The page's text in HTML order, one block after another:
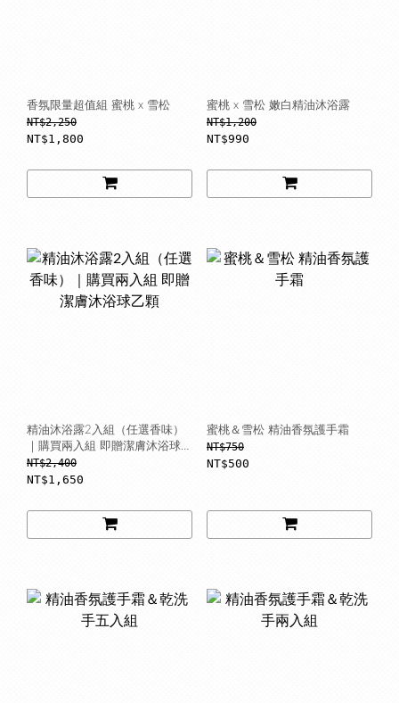
香氛限量超值組 蜜桃 x 雪松
NT$2,250
NT$1,800
蜜桃 x 雪松 嫩白精油沐浴露
NT$1,200
NT$990
精油沐浴露2入組（任選香味）
｜購買兩入組 即贈潔膚沐浴球乙
顆
NT$2,400
NT$1,650
蜜桃＆雪松 精油香氛護手霜
NT$750
NT$500